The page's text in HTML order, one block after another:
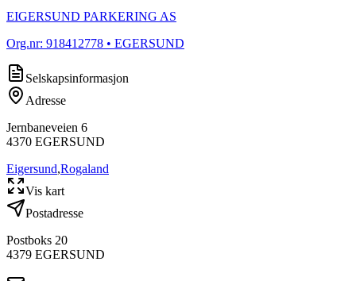
EIGERSUND PARKERING AS
Org.nr: 918412778 • EGERSUND
Selskapsinformasjon
Adresse
Jernbaneveien 6
4370 EGERSUND
Eigersund,Rogaland
Vis kart
Postadresse
Postboks 20
4379 EGERSUND